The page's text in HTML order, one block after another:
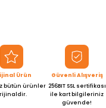
Ürün
bütün ürünler
Güvenli Alışveriş
256BIT SSL sertifikası
ile kart bilgileriniz
güvende!